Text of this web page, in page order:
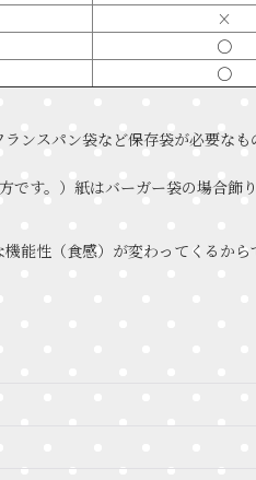
×
〇
〇
スパン袋など保存袋が必要なも
す。）紙はバーガー袋の場合飾
能性（食感）が変わってくるか